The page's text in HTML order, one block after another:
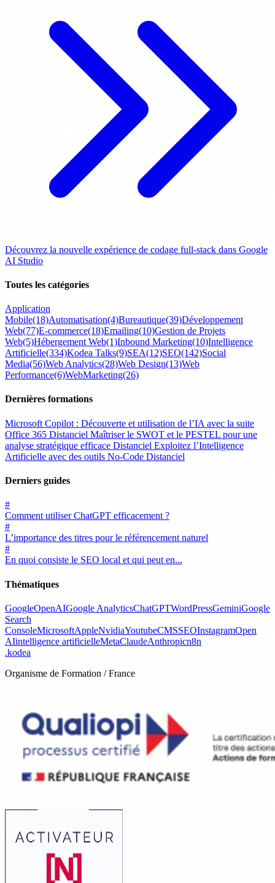
Découvrez la nouvelle expérience de codage full-stack dans Google
AI Studio
Toutes les catégories
Application
Mobile(18)Automatisation(4)Bureautique(39)Développement
Web(77)E-commerce(18)Emailing(10)Gestion de Projets
Web(5)Hébergement Web(1)Inbound Marketing(10)Intelligence
Artificielle(334)Kodea Talks(9)SEA(12)SEO(142)Social
Media(56)Web Analytics(28)Web Design(13)Web
Performance(6)WebMarketing(26)
Dernières formations
Microsoft Copilot : Découverte et utilisation de l’IA avec la suite
Office 365 Distanciel Maîtriser le SWOT et le PESTEL pour une
analyse stratégique efficace Distanciel Exploitez l’Intelligence
Artificielle avec des outils No-Code Distanciel
Derniers guides
#
Comment utiliser ChatGPT efficacement ?
#
L’importance des titres pour le référencement naturel
#
En quoi consiste le SEO local et qui peut en...
Thématiques
GoogleOpenAIGoogle AnalyticsChatGPTWordPressGeminiGoogle
Search
ConsoleMicrosoftAppleNvidiaYoutubeCMSSEOInstagramOpen
AIintelligence artificielleMetaClaudeAnthropicn8n
.kodea
Organisme de Formation / France